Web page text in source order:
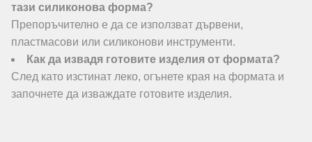
тази силиконова форма?
Препоръчително е да се използват дървени,
пластмасови или силиконови инструменти.
Как да извадя готовите изделия от формата?
След като изстинат леко, огънете края на формата и
започнете да изваждате готовите изделия.